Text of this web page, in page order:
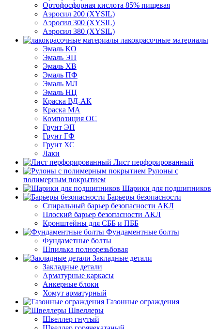
Ортофосфорная кислота 85% пищевая
Аэросил 200 (XYSIL)
Аэросил 300 (XYSIL)
Аэросил 380 (XYSIL)
лакокрасочные материалы
Эмаль КО
Эмаль ЭП
Эмаль ХВ
Эмаль ПФ
Эмаль МЛ
Эмаль НЦ
Краска ВД-АК
Краска МА
Композиция ОС
Грунт ЭП
Грунт ГФ
Грунт ХС
Лаки
Лист перфорированный
Рулоны с
полимерным покрытием
Шарики для подшипников
Барьеры безопасности
Спиральный барьер безопасности АКЛ
Плоский барьер безопасности АКЛ
Кронштейны для СББ и ПББ
Фундаментные болты
Фундаметные болты
Шпилька полнорезьбовая
Закладные детали
Закладные детали
Арматурные каркасы
Анкерные блоки
Хомут арматурный
Газонные ограждения
Швеллеры
Швеллер гнутый